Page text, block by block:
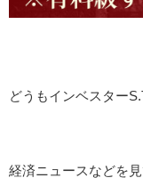
どうもインベスター
経済ニュースなどを